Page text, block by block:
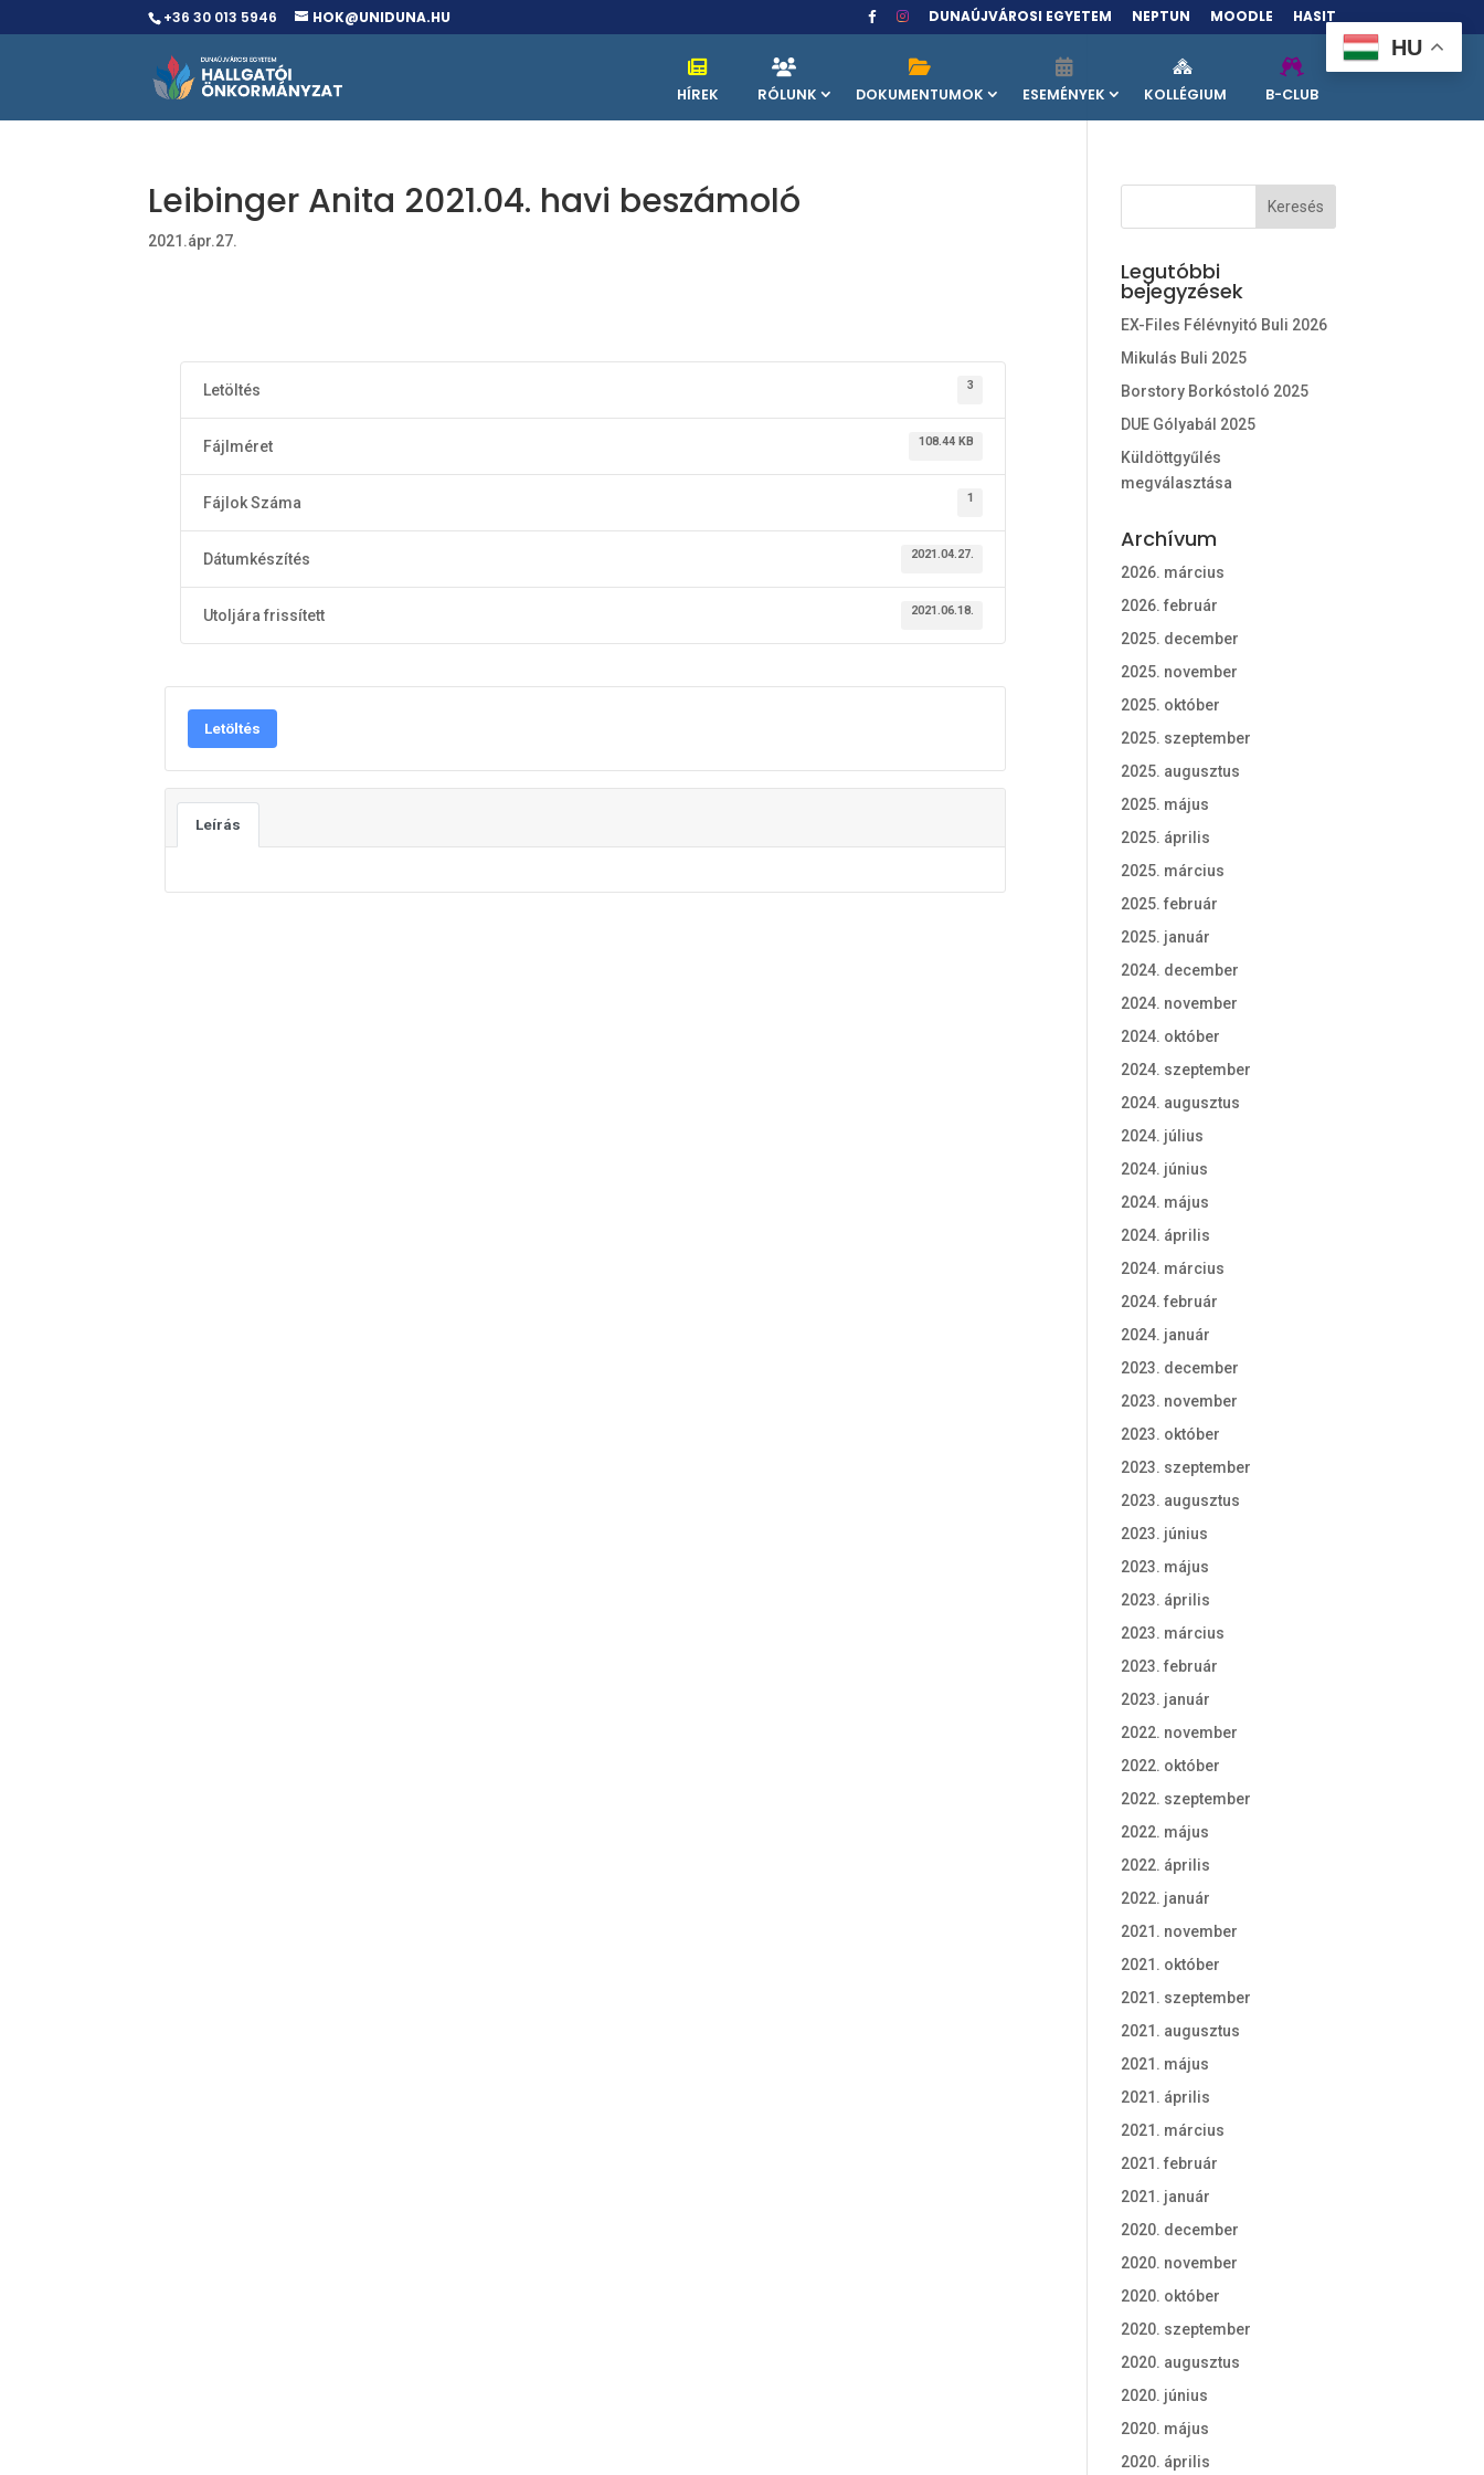
+36 30 013 5946 HOK@UNIDUNA.HU DUNAÚJVÁROSI EGYETEM NEPTUN MOODLE HASIT
HÍREK RÓLUNK DOKUMENTUMOK ESEMÉNYEK KOLLÉGIUM B-CLUB
Leibinger Anita 2021.04. havi beszámoló
2021.ápr.27.
Letöltés 3
Fájlméret 108.44 KB
Fájlok Száma 1
Dátumkészítés 2021.04.27.
Utoljára frissített 2021.06.18.
Letöltés
Leírás
Legutóbbi
bejegyzések
EX-Files Félévnyitó Buli 2026
Mikulás Buli 2025
Borstory Borkóstoló 2025
DUE Gólyabál 2025
Küldöttgyűlés
megválasztása
Archívum
2026. március
2026. február
2025. december
2025. november
2025. október
2025. szeptember
2025. augusztus
2025. május
2025. április
2025. március
2025. február
2025. január
2024. december
2024. november
2024. október
2024. szeptember
2024. augusztus
2024. július
2024. június
2024. május
2024. április
2024. március
2024. február
2024. január
2023. december
2023. november
2023. október
2023. szeptember
2023. augusztus
2023. június
2023. május
2023. április
2023. március
2023. február
2023. január
2022. november
2022. október
2022. szeptember
2022. május
2022. április
2022. január
2021. november
2021. október
2021. szeptember
2021. augusztus
2021. május
2021. április
2021. március
2021. február
2021. január
2020. december
2020. november
2020. október
2020. szeptember
2020. augusztus
2020. június
2020. május
2020. április
HU